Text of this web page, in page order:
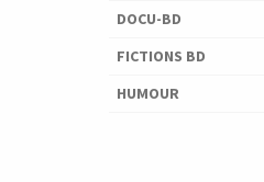
DOCU-BD
FICTIONS BD
HUMOUR